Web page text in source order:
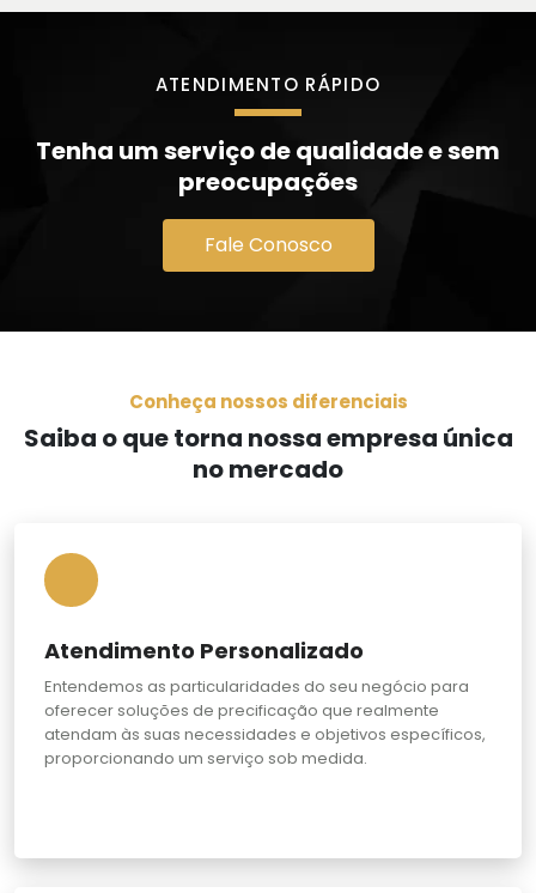
ATENDIMENTO RÁPIDO
Tenha um serviço de qualidade e sem
preocupações
Fale Conosco
Conheça nossos diferenciais
Saiba o que torna nossa empresa única
no mercado
Atendimento Personalizado
Entendemos as particularidades do seu negócio para
oferecer soluções de precificação que realmente
atendam às suas necessidades e objetivos específicos,
proporcionando um serviço sob medida.